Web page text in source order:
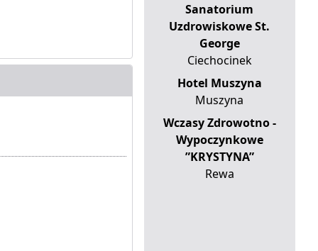
Sanatorium
Uzdrowiskowe St.
George
Ciechocinek
Hotel Muszyna
Muszyna
Wczasy Zdrowotno -
Wypoczynkowe
”KRYSTYNA”
Rewa